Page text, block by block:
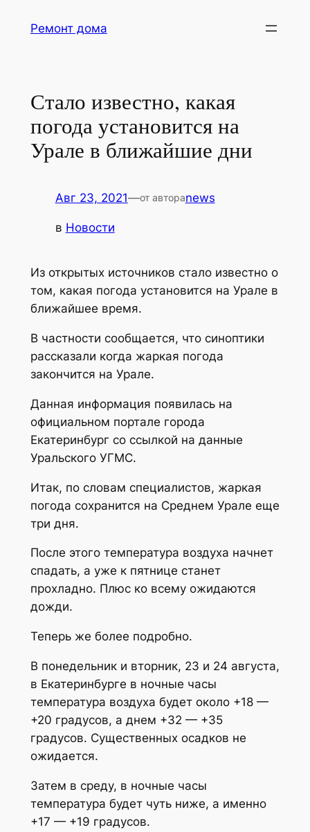
Ремонт дома
Стало известно, какая
погода установится на
Урале в ближайшие дни
Авг 23, 2021—от автораnews
в Новости
Из открытых источников стало известно о
том, какая погода установится на Урале в
ближайшее время.
В частности сообщается, что синоптики
рассказали когда жаркая погода
закончится на Урале.
Данная информация появилась на
официальном портале города
Екатеринбург со ссылкой на данные
Уральского УГМС.
Итак, по словам специалистов, жаркая
погода сохранится на Среднем Урале еще
три дня.
После этого температура воздуха начнет
спадать, а уже к пятнице станет
прохладно. Плюс ко всему ожидаются
дожди.
Теперь же более подробно.
В понедельник и вторник, 23 и 24 августа,
в Екатеринбурге в ночные часы
температура воздуха будет около +18 —
+20 градусов, а днем +32 — +35
градусов. Существенных осадков не
ожидается.
Затем в среду, в ночные часы
температура будет чуть ниже, а именно
+17 — +19 градусов.